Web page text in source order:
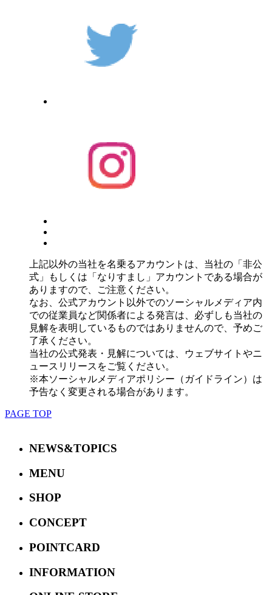
上記以外の当社を名乗るアカウントは、当社の「非公
式」もしくは「なりすまし」アカウントである場合が
ありますので、ご注意ください。
なお、公式アカウント以外でのソーシャルメディア内
での従業員など関係者による発言は、必ずしも当社の
見解を表明しているものではありませんので、予めご
了承ください。
当社の公式発表・見解については、ウェブサイトやニ
ュースリリースをご覧ください。
※本ソーシャルメディアポリシー（ガイドライン）は
予告なく変更される場合があります。
PAGE TOP
NEWS&TOPICS
MENU
SHOP
CONCEPT
POINTCARD
INFORMATION